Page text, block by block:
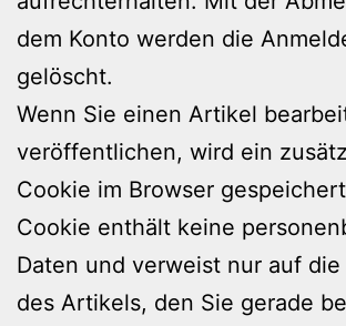
dem Konto werden die
gelöscht.
Wenn Sie einen Artikel
veröffentlichen, wird ein
Cookie im Browser
Cookie enthält keine
Daten und verweist nur auf die
des Artikels, den Sie gerade